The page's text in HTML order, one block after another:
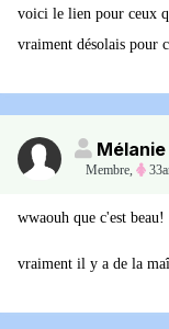
voici le lien pour ceux
vraiment désolais pour
Mélanie
Membre,
wwaouh que c'est beau!
vraiment il y a de la